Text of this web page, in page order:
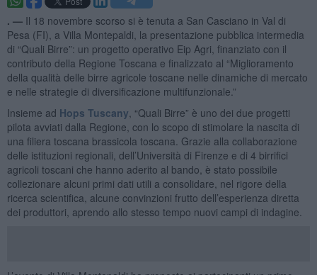
. — Il 18 novembre scorso si è tenuta a San Casciano in Val di
Pesa (FI), a Villa Montepaldi, la presentazione pubblica intermedia
di “Quali Birre”: un progetto operativo Eip Agri, finanziato con il
contributo della Regione Toscana e finalizzato al “Miglioramento
della qualità delle birre agricole toscane nelle dinamiche di mercato
e nelle strategie di diversificazione multifunzionale.”
Insieme ad Hops Tuscany , “Quali Birre” è uno dei due progetti
pilota avviati dalla Regione, con lo scopo di stimolare la nascita di
una filiera toscana brassicola toscana. Grazie alla collaborazione
delle istituzioni regionali, dell’Università di Firenze e di 4 birrifici
agricoli toscani che hanno aderito al bando, è stato possibile
collezionare alcuni primi dati utili a consolidare, nel rigore della
ricerca scientifica, alcune convinzioni frutto dell’esperienza diretta
dei produttori, aprendo allo stesso tempo nuovi campi di indagine.